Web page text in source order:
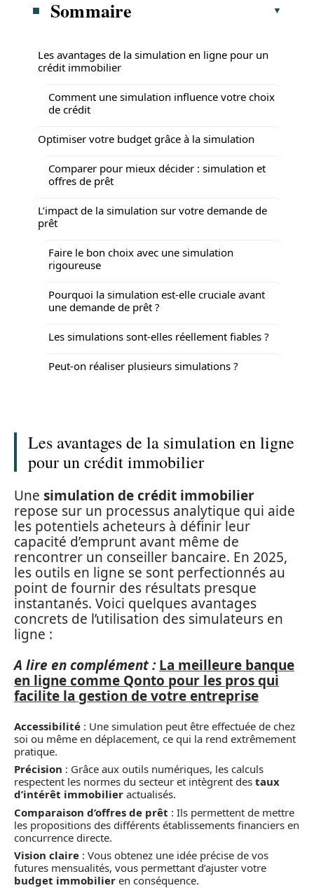
Sommaire
Les avantages de la simulation en ligne pour un
crédit immobilier
Comment une simulation influence votre choix
de crédit
Optimiser votre budget grâce à la simulation
Comparer pour mieux décider : simulation et
offres de prêt
L’impact de la simulation sur votre demande de
prêt
Faire le bon choix avec une simulation
rigoureuse
Pourquoi la simulation est-elle cruciale avant
une demande de prêt ?
Les simulations sont-elles réellement fiables ?
Peut-on réaliser plusieurs simulations ?
Les avantages de la simulation en ligne
pour un crédit immobilier
Une simulation de crédit immobilier
repose sur un processus analytique qui aide
les potentiels acheteurs à définir leur
capacité d’emprunt avant même de
rencontrer un conseiller bancaire. En 2025,
les outils en ligne se sont perfectionnés au
point de fournir des résultats presque
instantanés. Voici quelques avantages
concrets de l’utilisation des simulateurs en
ligne :
A lire en complément : La meilleure banque
en ligne comme Qonto pour les pros qui
facilite la gestion de votre entreprise
Accessibilité : Une simulation peut être effectuée de chez
soi ou même en déplacement, ce qui la rend extrêmement
pratique.
Précision : Grâce aux outils numériques, les calculs
respectent les normes du secteur et intègrent des taux
d’intérêt immobilier actualisés.
Comparaison d’offres de prêt : Ils permettent de mettre
les propositions des différents établissements financiers en
concurrence directe.
Vision claire : Vous obtenez une idée précise de vos
futures mensualités, vous permettant d’ajuster votre
budget immobilier en conséquence.